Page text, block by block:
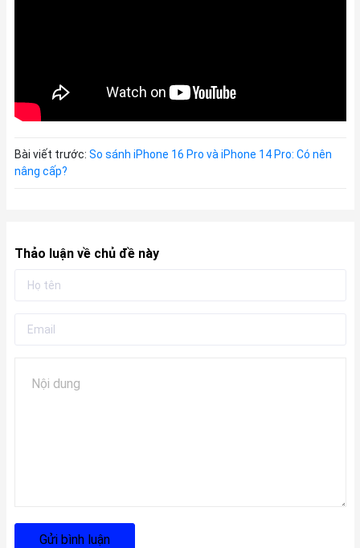
Bài viết trước: So sánh iPhone 16 Pro và iPhone 14 Pro: Có nên
nâng cấp?
Thảo luận về chủ đề này
Gửi bình luận